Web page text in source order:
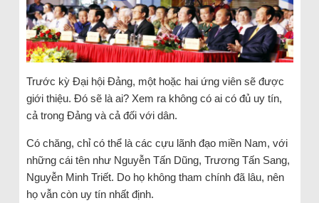
Trước kỳ Đại hội Đảng, một hoặc hai ứng viên sẽ được
giới thiệu. Đó sẽ là ai? Xem ra không có ai có đủ uy tín,
cả trong Đảng và cả đối với dân.
Có chăng, chỉ có thể là các cựu lãnh đạo miền Nam, với
những cái tên như Nguyễn Tấn Dũng, Trương Tấn Sang,
Nguyễn Minh Triết. Do họ không tham chính đã lâu, nên
họ vẫn còn uy tín nhất định.